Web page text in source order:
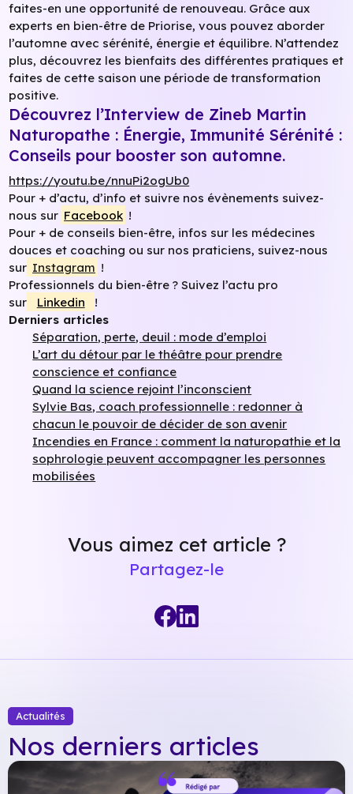
faites-en une opportunité de renouveau. Grâce aux
experts en bien-être de Priorise, vous pouvez aborder
l’automne avec sérénité, énergie et équilibre. N’attendez
plus, découvrez les bienfaits des différentes pratiques et
faites de cette saison une période de transformation
positive.
Découvrez l’Interview de Zineb Martin
Naturopathe : Énergie, Immunité Sérénité :
Conseils pour booster son automne.
https://youtu.be/nnuPi2ogUb0
Pour + d’actu, d’info et suivre nos évènements suivez-
nous sur Facebook !
Pour + de conseils bien-être, infos sur les médecines
douces et coaching ou sur nos praticiens, suivez-nous
sur Instagram !
Professionnels du bien-être ? Suivez l’actu pro
sur
Linkedin
!
Derniers articles
Séparation, perte, deuil : mode d’emploi
L’art du détour par le théâtre pour prendre
conscience et confiance
Quand la science rejoint l’inconscient
Sylvie Bas, coach professionnelle : redonner à
chacun le pouvoir de décider de son avenir
Incendies en France : comment la naturopathie et la
sophrologie peuvent accompagner les personnes
mobilisées
Vous aimez cet article ?
Partagez-le
Actualités
Nos derniers articles